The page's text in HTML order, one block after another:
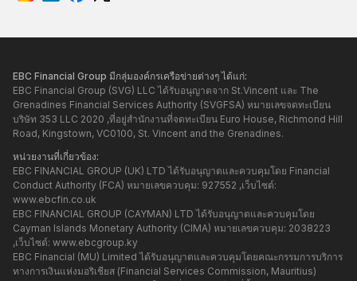
EBC Financial Group มีกลุ่มองค์กรเครือข่ายต่างๆ ได้แก่:
EBC Financial Group (SVG) LLC ได้รับอนุญาตจาก St.Vincent และ The
Grenadines Financial Services Authority (SVGFSA) หมายเลขจดทะเบียน
บริษัท 353 LLC 2020 ,ที่อยู่สำนักงานที่จดทะเบียน Euro House, Richmond Hill
Road, Kingstown, VC0100, St. Vincent and the Grenadines.
หน่วยงานที่เกี่ยวข้อง:
EBC FINANCIAL GROUP (UK) LTD ได้รับอนุญาตและควบคุมโดย Financial
Conduct Authority (FCA) หมายเลขควบคุม: 927552 ,เว็บไซต์:
www.ebcfin.co.uk
EBC FINANCIAL GROUP (CAYMAN) LTD ได้รับอนุญาตและควบคุมโดย
Cayman Islands Monetary Authority (CIMA) หมายเลขควบคุม: 2038223
,เว็บไซต์: www.ebcgroup.ky
EBC Financial (MU) Limited ได้รับอนุญาตและควบคุมโดยคณะกรรมการบริการ
ทางการเงินแห่งมอริเชียส (Financial Services Commission, Mauritius)